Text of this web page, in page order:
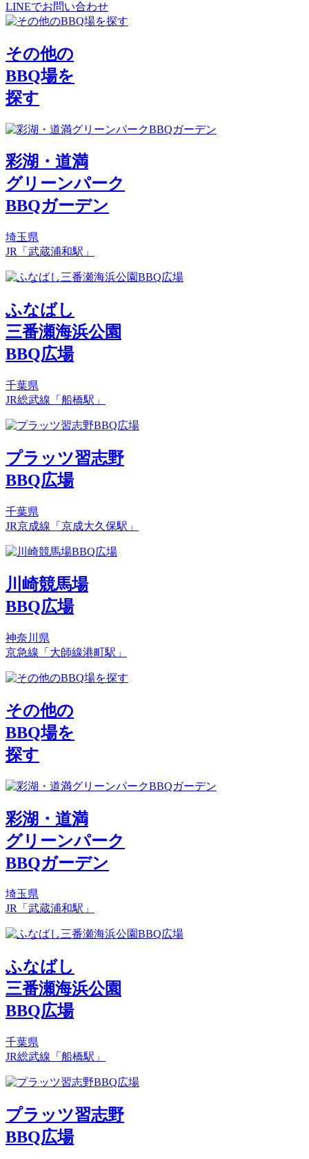
LINEでお問い合わせ
その他の
BBQ場を
探す
彩湖・道満
グリーンパーク
BBQガーデン
埼玉県
JR「武蔵浦和駅」
ふなばし
三番瀬海浜公園
BBQ広場
千葉県
JR総武線「船橋駅」
プラッツ習志野
BBQ広場
千葉県
JR京成線「京成大久保駅」
川崎競馬場
BBQ広場
神奈川県
京急線「大師線港町駅」
その他の
BBQ場を
探す
彩湖・道満
グリーンパーク
BBQガーデン
埼玉県
JR「武蔵浦和駅」
ふなばし
三番瀬海浜公園
BBQ広場
千葉県
JR総武線「船橋駅」
プラッツ習志野
BBQ広場